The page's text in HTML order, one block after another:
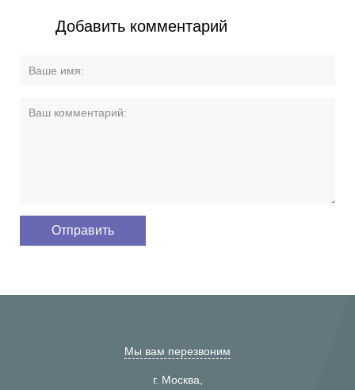
Добавить комментарий
Мы вам перезвоним
г. Москва,